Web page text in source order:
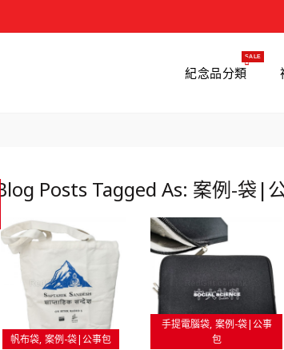
紀念品分類
SALE
Blog Posts Tagged As: 案例-袋|
帆布袋 案例-袋|公事包
手提電腦袋 案例-袋|公事
包